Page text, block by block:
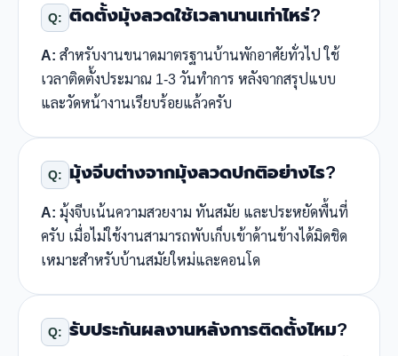
Q: ติดตั้งมุ้งลวดใช้เวลานานเท่าไหร่?
A: สำหรับงานขนาดมาตรฐานบ้านพักอาศัยทั่วไป ใช้
เวลาติดตั้งประมาณ 1-3 วันทำการ หลังจากสรุปแบบ
และวัดหน้างานเรียบร้อยแล้วครับ
Q: มุ้งจีบต่างจากมุ้งลวดปกติอย่างไร?
A: มุ้งจีบเน้นความสวยงาม ทันสมัย และประหยัดพื้นที่
ครับ เมื่อไม่ใช้งานสามารถพับเก็บเข้าด้านข้างได้มิดชิด
เหมาะสำหรับบ้านสมัยใหม่และคอนโด
Q: รับประกันผลงานหลังการติดตั้งไหม?